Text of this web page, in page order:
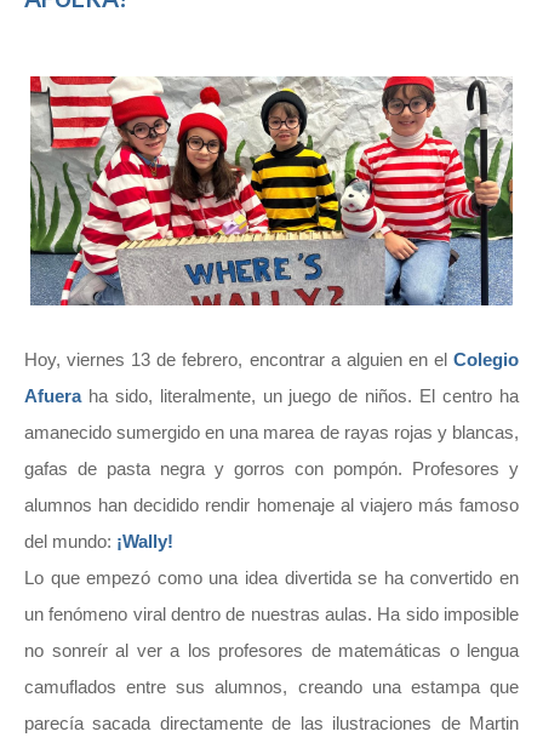
Hoy, viernes 13 de febrero, encontrar a alguien en el Colegio
Afueraha sido, literalmente, un juego de niños. El centro ha
amanecido sumergido en una marea de rayas rojas y blancas,
gafas de pasta negra y gorros con pompón. Profesores y
alumnos han decidido rendir homenaje al viajero más famoso
del mundo: ¡Wally!
Lo que empezó como una idea divertida se ha convertido en
un fenómeno viral dentro de nuestras aulas. Ha sido imposible
no sonreír al ver a los profesores de matemáticas o lengua
camuflados entre sus alumnos, creando una estampa que
parecía sacada directamente de las ilustraciones de Martin